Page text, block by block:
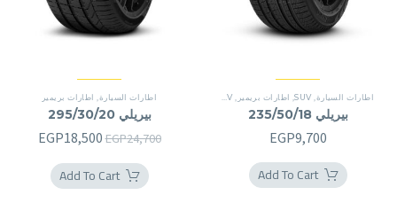
اطارات السيارة,
SUV
, اطارات بريمير ,
SUV
بيريلي 235/50/18
EGP9,700
Add To Cart
اطارات السيارة, اطارات بريمير
بيريلي 295/30/20
EGP24,700
السعر
الأصلي
هو:
EGP18,500
Add To Cart